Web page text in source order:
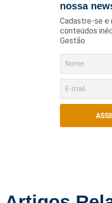
nossa
Cadastre-se e
conteúdos
Gestão